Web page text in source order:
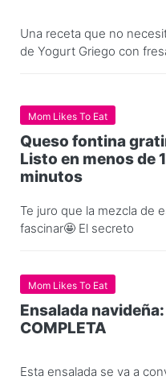
Una receta que no
de Yogurt Griego con
Mom Likes To Eat
Queso fontina
Listo en menos de
minutos
Te juro que la mezcla de
fascinar🤩 El secreto
Mom Likes To Eat
Ensalada navideña:
COMPLETA
Esta ensalada se va a